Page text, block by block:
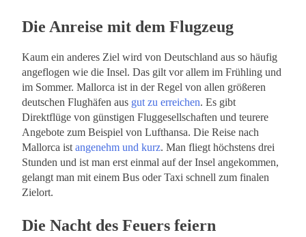
Die Anreise mit dem Flugzeug
Kaum ein anderes Ziel wird von Deutschland aus so häufig
angeflogen wie die Insel. Das gilt vor allem im Frühling und
im Sommer. Mallorca ist in der Regel von allen größeren
deutschen Flughäfen aus gut zu erreichen. Es gibt
Direktflüge von günstigen Fluggesellschaften und teurere
Angebote zum Beispiel von Lufthansa. Die Reise nach
Mallorca ist angenehm und kurz. Man fliegt höchstens drei
Stunden und ist man erst einmal auf der Insel angekommen,
gelangt man mit einem Bus oder Taxi schnell zum finalen
Zielort.
Die Nacht des Feuers feiern